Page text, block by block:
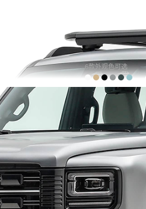
6款外观色可选